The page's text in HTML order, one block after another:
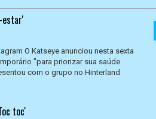
estar'
O Katseye anunciou nesta sexta
"para priorizar sua saúde
com o grupo no Hinterland
toc'